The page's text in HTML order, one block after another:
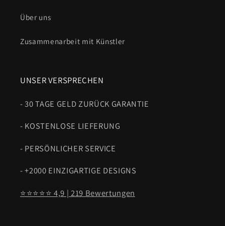
Über uns
Zusammenarbeit mit Künstler
UNSER VERSPRECHEN
- 30 TAGE GELD ZURÜCK GARANTIE
- KOSTENLOSE LIEFERUNG
- PERSÖNLICHER SERVICE
- +2000 EINZIGARTIGE DESIGNS
⭐⭐⭐⭐⭐ 4,9 | 219 Bewertungen